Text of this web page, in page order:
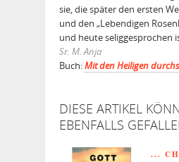
sie, die später den ersten
und den „Lebendigen
und heute
Sr. M. Anja
Buch:Mit den Heiligen
DIESE ARTIKEL
EBENFALLS
...